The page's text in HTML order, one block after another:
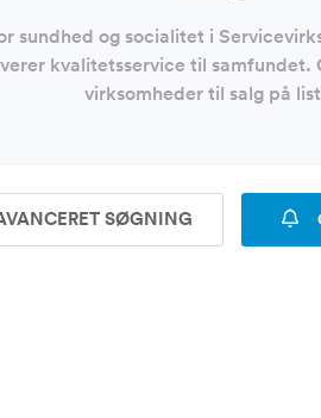
sundhed og socialitet i
kvalitetsservice til samfundet.
virksomheder til salg på
SØGNING